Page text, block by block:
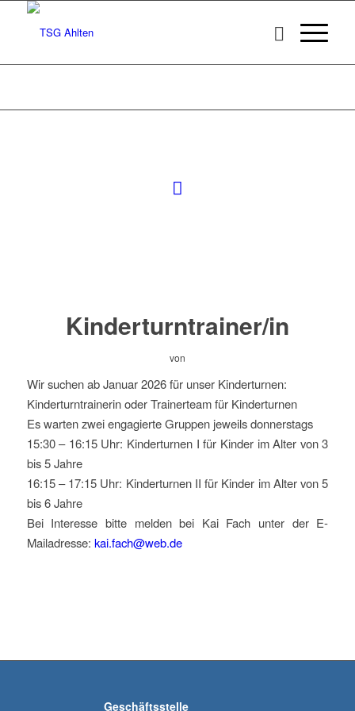
Kinderturntrainer/in
von
Wir suchen ab Januar 2026 für unser Kinderturnen:
Kinderturntrainerin oder Trainerteam für Kinderturnen
Es warten zwei engagierte Gruppen jeweils donnerstags
15:30 – 16:15 Uhr: Kinderturnen I für Kinder im Alter von 3
bis 5 Jahre
16:15 – 17:15 Uhr: Kinderturnen II für Kinder im Alter von 5
bis 6 Jahre
Bei Interesse bitte melden bei Kai Fach unter der E-
Mailadresse: kai.fach@web.de
Geschäftsstelle